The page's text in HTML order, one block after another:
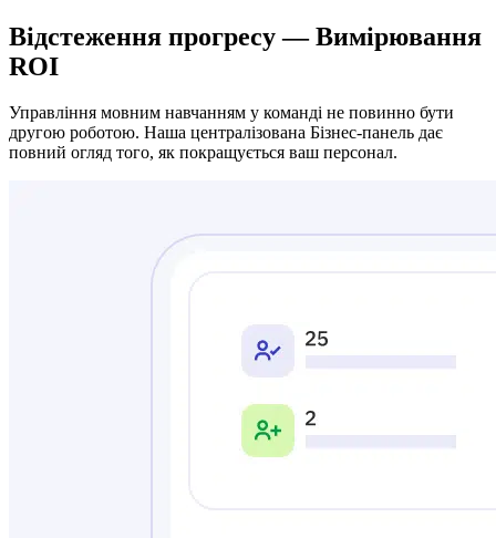
Відстеження прогресу — Вимірювання
ROI
Управління мовним навчанням у команді не повинно бути
другою роботою. Наша централізована Бізнес-панель дає
повний огляд того, як покращується ваш персонал.